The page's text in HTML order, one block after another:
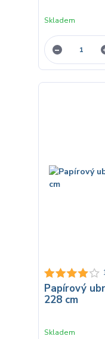
Skladem
Papírový
228 cm
Skladem